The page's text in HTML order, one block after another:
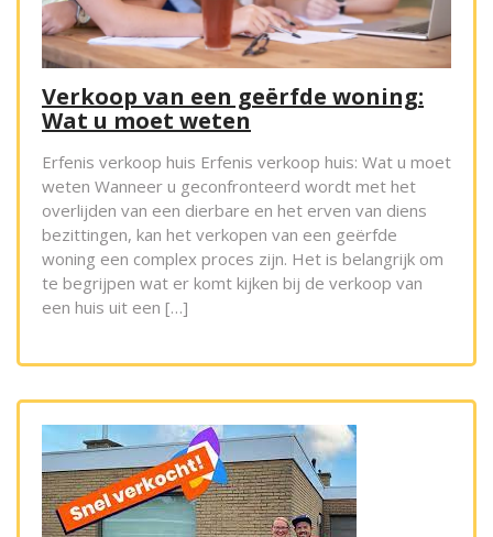
Verkoop van een geërfde woning:
Wat u moet weten
Erfenis verkoop huis Erfenis verkoop huis: Wat u moet
weten Wanneer u geconfronteerd wordt met het
overlijden van een dierbare en het erven van diens
bezittingen, kan het verkopen van een geërfde
woning een complex proces zijn. Het is belangrijk om
te begrijpen wat er komt kijken bij de verkoop van
een huis uit een […]